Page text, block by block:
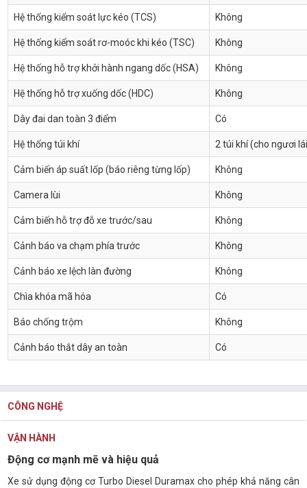
Hệ thống kiểm soát lực kéo (TCS) Không
Hệ thống kiểm soát rơ-moóc khi kéo (TSC) Không
Hệ thống hỗ trợ khởi hành ngang dốc (HSA) Không
Hệ thống hỗ trợ xuống dốc (HDC) Không
Dây đai dan toàn 3 điểm Có
Hệ thống túi khí 2 túi khí (cho ngươi
Cảm biến áp suất lốp (báo riêng từng lốp) Không
Camera lùi Không
Cảm biến hỗ trợ đỗ xe trước/sau Không
Cảnh báo va chạm phía trước Không
Cảnh báo xe lệch làn đường Không
Chìa khóa mã hóa Có
Báo chống trộm Không
Cảnh báo thắt dây an toàn Có
CÔNG NGHỆ
VẬN HÀNH
Động cơ mạnh mẽ và hiệu quả
Xe sử dụng động cơ Turbo Diesel Duramax cho phép khả năng cân